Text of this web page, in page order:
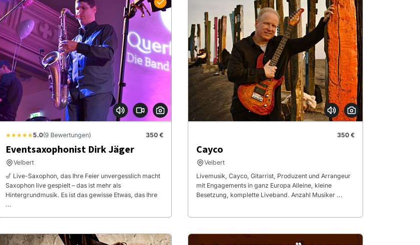
★★★★★5.0(9 Bewertungen) 350 €
Eventsaxophonist Dirk Jäger
Velbert
🎷 Live-Saxophon, das Ihre Feier unvergesslich macht
Saxophon live gespielt – das ist mehr als
Hintergrundmusik. Es ist das gewisse Etwas, das Ihre
...
350 €
Cayco
Velbert
Livemusik, Cayco, Gitarrist, Produzent und Arrangeur
mit Engagements in ganz Europa Alleine, kleine
Besetzung, komplette Liveband. Anzahl Musiker ...